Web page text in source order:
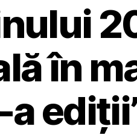
în